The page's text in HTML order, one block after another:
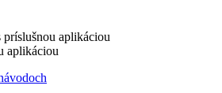
príslušnou aplikáciou
aplikáciou